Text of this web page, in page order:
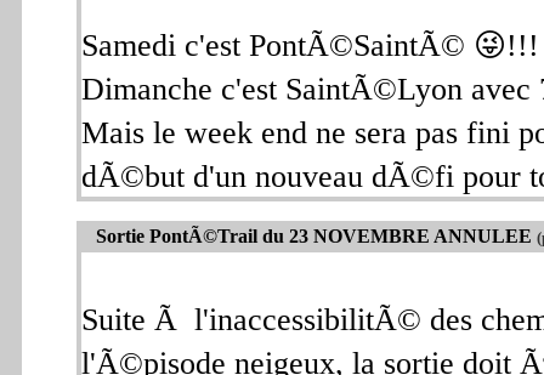
Samedi c'est PontÃ©SaintÃ©
Dimanche c'est SaintÃ©Lyon
Mais le week end ne sera pas fini
dÃ©but d'un nouveau dÃ©fi pour
Sortie PontÃ©Trail du 23 NOVEMBRE ANNULEE
Suite Ã l'inaccessibilitÃ© des
l'Ã©pisode neigeux, la sortie doit